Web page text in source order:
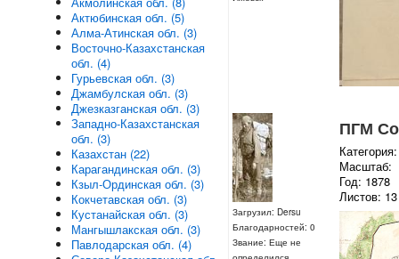
Загрузил: Dersu
Благодарностей: 0
Звание: Еще не
ПГМ
Масштаб:
Год: 1878
Листов: 13
Актюбинская обл. (5)
Алма-Атинская обл. (3)
Восточно-Казахстанская
обл. (4)
Гурьевская обл. (3)
Джамбулская обл. (3)
Джезказганская обл. (3)
Западно-Казахстанская
обл. (3)
Казахстан (22)
Карагандинская обл. (3)
Кзыл-Ординская обл. (3)
Кокчетавская обл. (3)
Кустанайская обл. (3)
Мангышлакская обл. (3)
Павлодарская обл. (4)